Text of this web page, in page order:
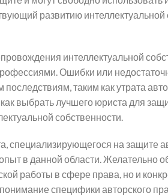
развитию интеллектуальной
интеллектуальной
Ошибки или
таким как утрата
выбрать лучшего юриста для
собственности.
специализирующегося на защите
в данной области. Желательно
работы в сфере права, но и
специфики авторского